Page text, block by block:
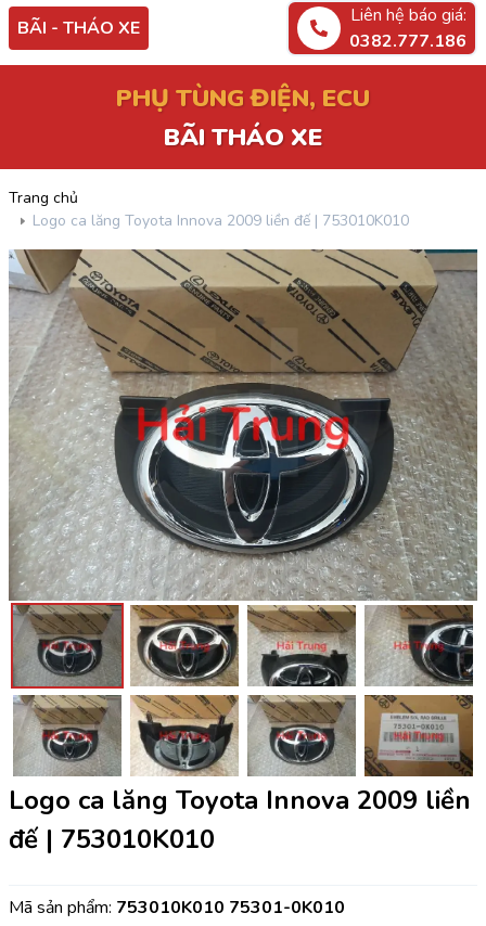
BÃI - THÁO XE
Liên hệ báo giá:
0382.777.186
PHỤ TÙNG ĐIỆN, ECU
BÃI THÁO XE
Trang chủ
Logo ca lăng Toyota Innova 2009 liền đế | 753010K010
Logo ca lăng Toyota Innova 2009 liền
đế | 753010K010
Mã sản phẩm: 753010K010 75301-0K010